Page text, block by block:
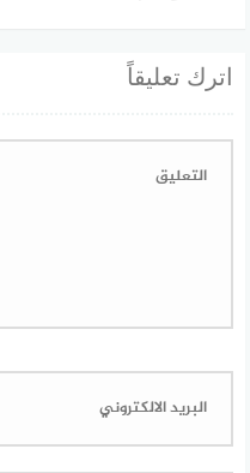
اترك تعليقاً